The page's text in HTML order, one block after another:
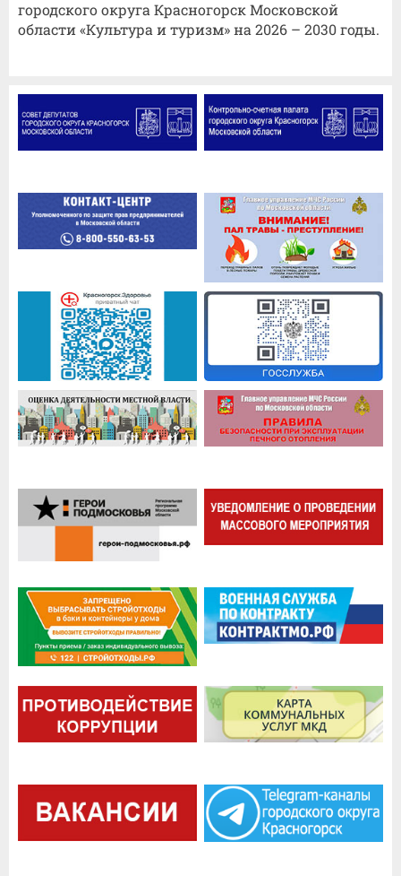
городского округа Красногорск Московской
области «Культура и туризм» на 2026 – 2030 годы.